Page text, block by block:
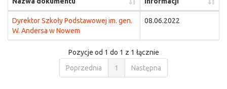
Dyrektor Szkoły Podstawowej im. gen.
W. Andersa w Nowem
08.06.2022
Pozycje od 1 do 1 z 1 łącznie
Poprzednia
1 Następna